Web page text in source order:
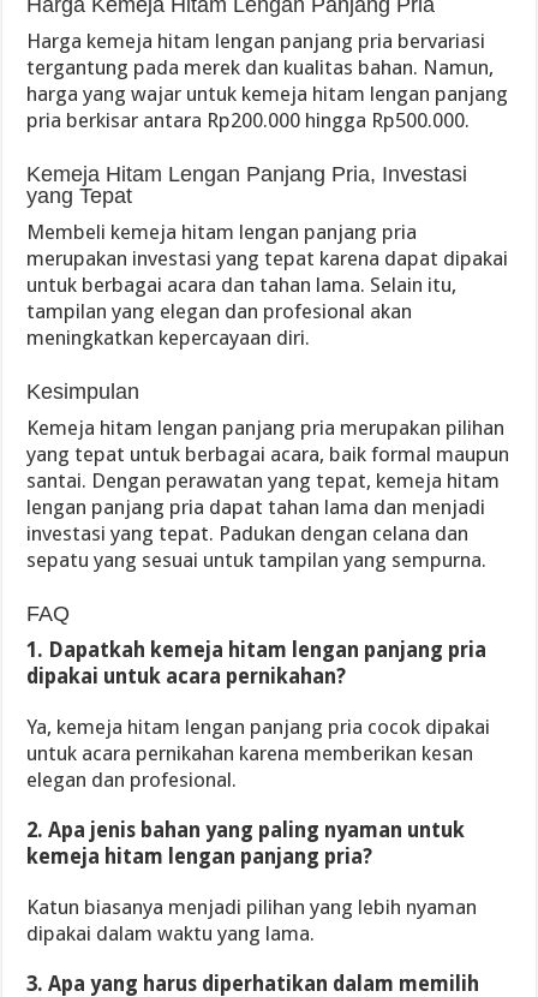
Harga Kemeja Hitam Lengan Panjang Pria
Harga kemeja hitam lengan panjang pria bervariasi
tergantung pada merek dan kualitas bahan. Namun,
harga yang wajar untuk kemeja hitam lengan panjang
pria berkisar antara Rp200.000 hingga Rp500.000.
Kemeja Hitam Lengan Panjang Pria, Investasi
yang Tepat
Membeli kemeja hitam lengan panjang pria
merupakan investasi yang tepat karena dapat dipakai
untuk berbagai acara dan tahan lama. Selain itu,
tampilan yang elegan dan profesional akan
meningkatkan kepercayaan diri.
Kesimpulan
Kemeja hitam lengan panjang pria merupakan pilihan
yang tepat untuk berbagai acara, baik formal maupun
santai. Dengan perawatan yang tepat, kemeja hitam
lengan panjang pria dapat tahan lama dan menjadi
investasi yang tepat. Padukan dengan celana dan
sepatu yang sesuai untuk tampilan yang sempurna.
FAQ
1. Dapatkah kemeja hitam lengan panjang pria
dipakai untuk acara pernikahan?
Ya, kemeja hitam lengan panjang pria cocok dipakai
untuk acara pernikahan karena memberikan kesan
elegan dan profesional.
2. Apa jenis bahan yang paling nyaman untuk
kemeja hitam lengan panjang pria?
Katun biasanya menjadi pilihan yang lebih nyaman
dipakai dalam waktu yang lama.
3. Apa yang harus diperhatikan dalam memilih